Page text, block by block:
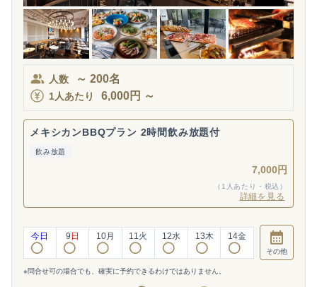
人数 ～ 200名
1人あたり 6,000円 ～
メキシカンBBQプラン 2時間飲み放題付
飲み放題
7,000円
（1人あたり・税込）
詳細を見る
今日 9 日 10月 11火 12水 13木 14金
その他
※問合せ可の場合でも、確実に予約できるわけではありません。